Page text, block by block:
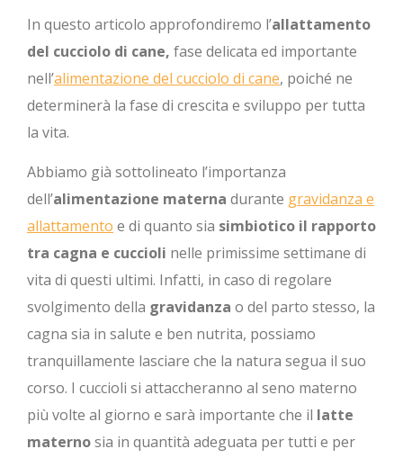
In questo articolo approfondiremo l’allattamento
del cucciolo di cane, fase delicata ed importante
nell’alimentazione del cucciolo di cane, poiché ne
determinerà la fase di crescita e sviluppo per tutta
la vita.
Abbiamo già sottolineato l’importanza
dell’alimentazione materna durante gravidanza e
allattamento e di quanto sia simbiotico il rapporto
tra cagna e cuccioli nelle primissime settimane di
vita di questi ultimi. Infatti, in caso di regolare
svolgimento della gravidanza o del parto stesso, la
cagna sia in salute e ben nutrita, possiamo
tranquillamente lasciare che la natura segua il suo
corso. I cuccioli si attaccheranno al seno materno
più volte al giorno e sarà importante che il latte
maternosia in quantità adeguata per tutti e per